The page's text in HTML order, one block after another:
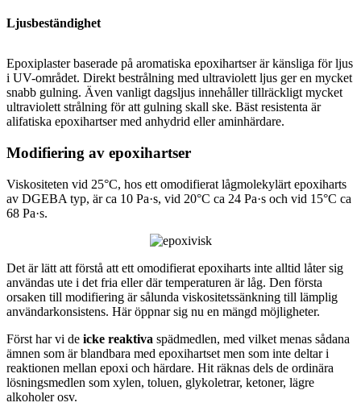
Ljusbeständighet
Epoxiplaster baserade på aromatiska epoxihartser är känsliga för ljus
i UV-området. Direkt bestrålning med ultraviolett ljus ger en mycket
snabb gulning. Även vanligt dagsljus innehåller tillräckligt mycket
ultraviolett strålning för att gulning skall ske. Bäst resistenta är
alifatiska epoxihartser med anhydrid eller aminhärdare.
Modifiering av epoxihartser
Viskositeten vid 25°C, hos ett omodifierat lågmolekylärt epoxiharts
av DGEBA typ, är ca 10 Pa·s, vid 20°C ca 24 Pa·s och vid 15°C ca
68 Pa·s.
Det är lätt att förstå att ett omodifierat epoxiharts inte alltid låter sig
användas ute i det fria eller där temperaturen är låg. Den första
orsaken till modifiering är sålunda viskositetssänkning till lämplig
användarkonsistens. Här öppnar sig nu en mängd möjligheter.
Först har vi de icke reaktiva spädmedlen, med vilket menas sådana
ämnen som är blandbara med epoxihartset men som inte deltar i
reaktionen mellan epoxi och härdare. Hit räknas dels de ordinära
lösningsmedlen som xylen, toluen, glykoletrar, ketoner, lägre
alkoholer osv.